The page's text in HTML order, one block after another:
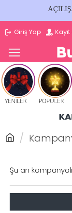
Giriş Yap Kayıt
YENİLER POPÜLER
Şu an